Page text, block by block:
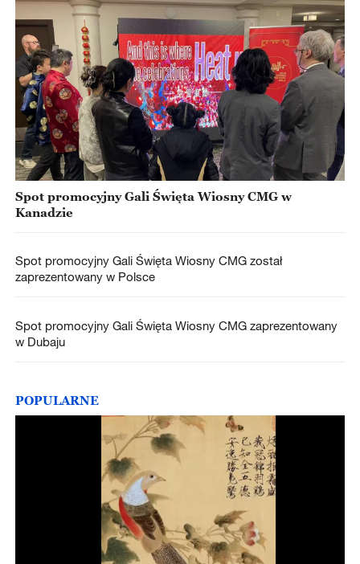
Spot promocyjny Gali Święta Wiosny CMG w
Kanadzie
Spot promocyjny Gali Święta Wiosny CMG został
zaprezentowany w Polsce
Spot promocyjny Gali Święta Wiosny CMG zaprezentowany
w Dubaju
POPULARNE